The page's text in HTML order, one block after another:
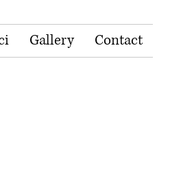
Gallery Contact